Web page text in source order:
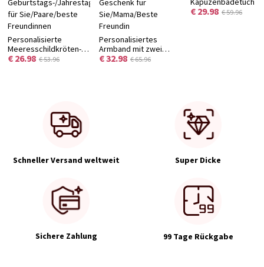
Personalisierte
Meeresschildkröten-
Fußkette mit Namen
Geburtstags-/Jahrestagsgeschenk
für Sie/Paare/beste
€ 26.98 € 53.96
Personalisiertes
Armband mit zwei
Initialen und
€ 32.98 € 65.96
niedlicher
€ 29.98 € 59.96
Schneller Versand weltweit Super Dicke
Sichere Zahlung 99 Tage Rückgabe